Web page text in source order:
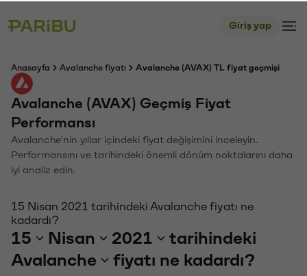
Giriş yap
Anasayfa Avalanche fiyatı Avalanche (AVAX) TL fiyat geçmişi
Avalanche (AVAX) Geçmiş Fiyat
Performansı
Avalanche'nin yıllar içindeki fiyat değişimini inceleyin.
Performansını ve tarihindeki önemli dönüm noktalarını daha
iyi analiz edin.
15 Nisan 2021 tarihindeki Avalanche fiyatı ne
kadardı?
15 Nisan 2021
tarihindeki
Avalanche
fiyatı ne kadardı?